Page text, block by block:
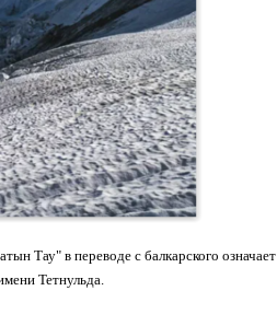
Тау" в переводе с балкарского означает
Тетнульда.